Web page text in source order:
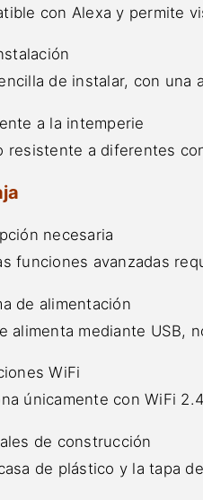
con Alexa y permite
de instalar, con una
a la intemperie
resistente a diferentes
necesaria
funciones avanzadas
de alimentación
alimenta mediante USB,
WiFi
únicamente con WiFi
de construcción
de plástico y la tapa